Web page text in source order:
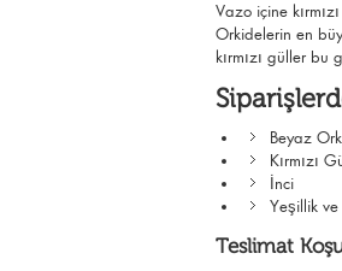
Vazo içine
Orkidelerin en
kırmızı güller bu
Beyaz
Kırmızı
İnci
Yeşillik
Teslimat